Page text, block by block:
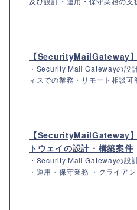
【SecurityMailGateway
・Security Mail Gatewayの設
ィスでの業務・リモート相談
【SecurityMailGateway
トウェイの設計・構築案件
・Security Mail Gatewayの設
・運用・保守業務 ・クライア